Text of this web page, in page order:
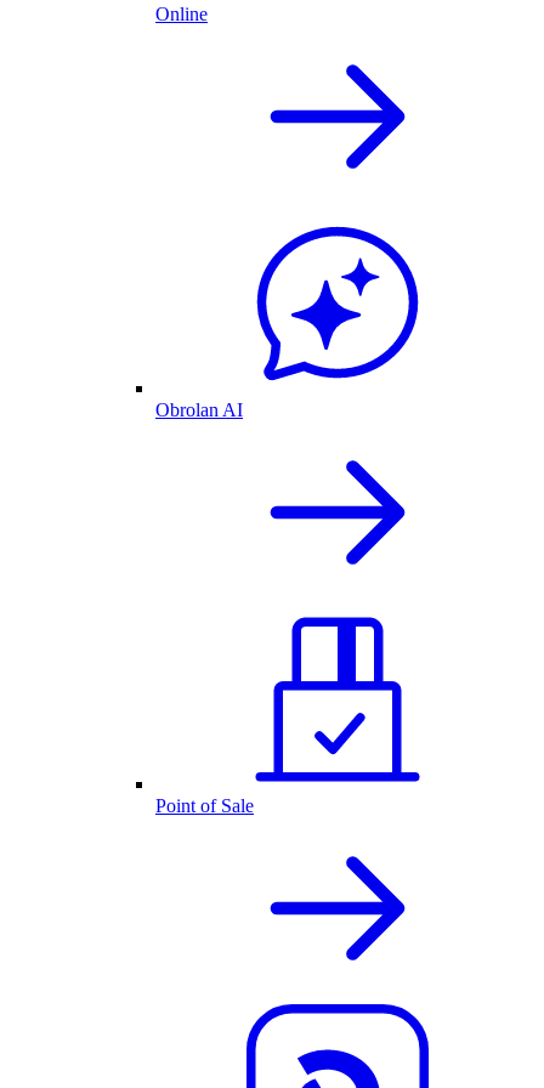
Online
Obrolan AI
Point of Sale